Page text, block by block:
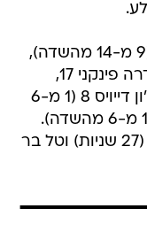
טיילר ביי 22 (9 מ-14 מהשדה),
עמית גרשון 18 (4 מ-9 ל-3), דיאנדרה פינקני 17,
ג'קינן גאנט 11, דניאל רוזנבאום 9, ג'ון דייויס 8 (1 מ-6
ל-3) ו-8 אסיסטים, ווילי וורקמן 2 (1 מ-6 מהשדה).
גיל נויביץ (10 דקות), רותם עובדיה (27 שניות) וטל בר